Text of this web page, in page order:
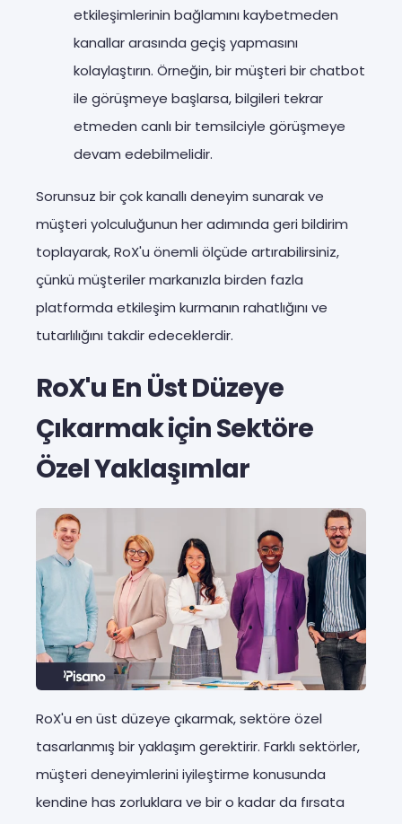
etkileşimlerinin bağlamını kaybetmeden
kanallar arasında geçiş yapmasını
kolaylaştırın. Örneğin, bir müşteri bir chatbot
ile görüşmeye başlarsa, bilgileri tekrar
etmeden canlı bir temsilciyle görüşmeye
devam edebilmelidir.
Sorunsuz bir çok kanallı deneyim sunarak ve
müşteri yolculuğunun her adımında geri bildirim
toplayarak, RoX'u önemli ölçüde artırabilirsiniz,
çünkü müşteriler markanızla birden fazla
platformda etkileşim kurmanın rahatlığını ve
tutarlılığını takdir edeceklerdir.
RoX'u En Üst Düzeye
Çıkarmak için Sektöre
Özel Yaklaşımlar
RoX'u en üst düzeye çıkarmak, sektöre özel
tasarlanmış bir yaklaşım gerektirir. Farklı sektörler,
müşteri deneyimlerini iyileştirme konusunda
kendine has zorluklara ve bir o kadar da fırsata